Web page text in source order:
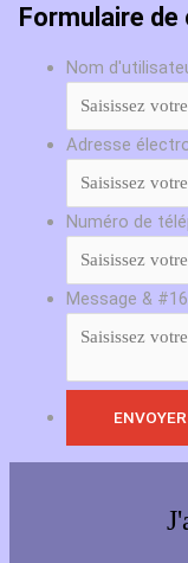
Formulaire
Nom
Adresse
Numéro de
Message &